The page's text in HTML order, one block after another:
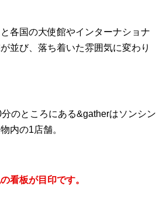
各国の大使館やインターナショナ
並び、落ち着いた雰囲気に変わり
のところにある&gatherはソンシン
内の1店舗。
看板が目印です。